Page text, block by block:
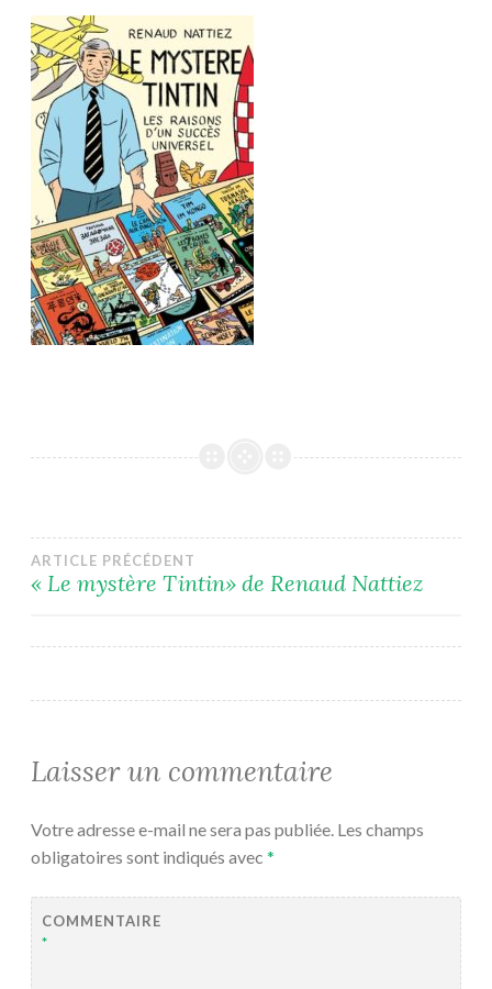
Navigation
ARTICLE PRÉCÉDENT
« Le mystère Tintin» de Renaud Nattiez
Laisser un commentaire
Votre adresse e-mail ne sera pas publiée. Les champs
obligatoires sont indiqués avec *
COMMENTAIRE
*